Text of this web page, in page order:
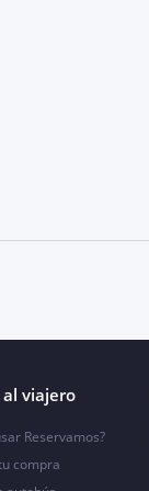
viajero
Reservamos?
compra